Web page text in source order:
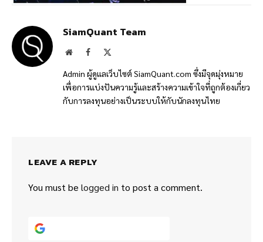
SiamQuant Team
WebsiteFacebook
Admin ผู้ดูแลเว็บไซต์ SiamQuant.com ซึ่งมีจุดมุ่งหมาย
เพื่อการแบ่งปันความรู้และสร้างความเข้าใจที่ถูกต้องเกี่ยว
กับการลงทุนอย่างเป็นระบบให้กับนักลงทุนไทย
LEAVE A REPLY
You must be logged in to post a comment.